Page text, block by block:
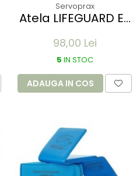
Servoprax
Atela LIFEGUARD E-
imobilizare membre
- refolosibila,
impermeabila,
radio-transparenta
98,00 Lei
5 IN STOC
ADAUGA IN COS